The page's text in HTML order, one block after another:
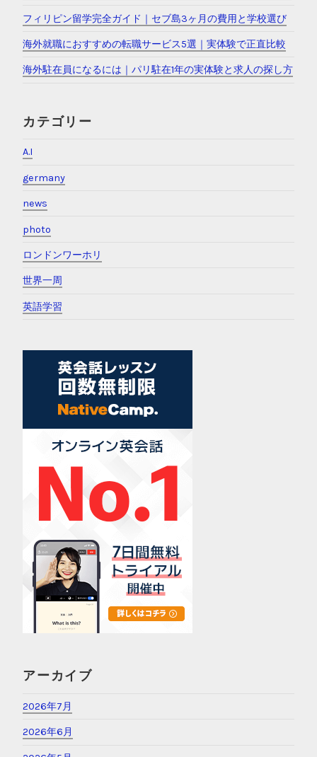
フィリピン留学完全ガイド｜セブ島3ヶ月の費用と学校選び
海外就職におすすめの転職サービス5選｜実体験で正直比較
海外駐在員になるには｜パリ駐在1年の実体験と求人の探し方
カテゴリー
A.I
germany
news
photo
ロンドンワーホリ
世界一周
英語学習
アーカイブ
2026年7月
2026年6月